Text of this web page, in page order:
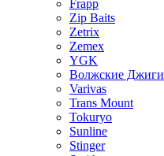
Frapp
Zip Baits
Zetrix
Zemex
YGK
Волжские Джиги
Varivas
Trans Mount
Tokuryo
Sunline
Stinger